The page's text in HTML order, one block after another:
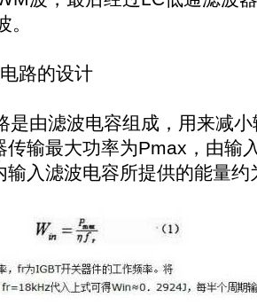
路的设计
由滤波电容组成，用来减小
传输最大功率为Pmax，由输
输入滤波电容所提供的能量约